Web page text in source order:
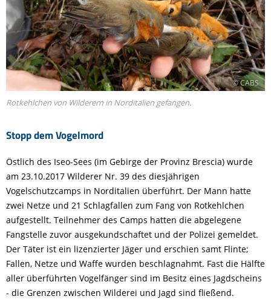
Stopp dem Vogelmord
© CABS
Rotkehlchen von Wilderern in Norditalien gefangen.
Östlich des Iseo-Sees (im Gebirge der Provinz Brescia) wurde
am 23.10.2017 Wilderer Nr. 39 des diesjährigen
Vogelschutzcamps in Norditalien überführt. Der Mann hatte
zwei Netze und 21 Schlagfallen zum Fang von Rotkehlchen
aufgestellt. Teilnehmer des Camps hatten die abgelegene
Fangstelle zuvor ausgekundschaftet und der Polizei gemeldet.
Der Täter ist ein lizenzierter Jäger und erschien samt Flinte;
Fallen, Netze und Waffe wurden beschlagnahmt. Fast die Hälfte
aller überführten Vogelfänger sind im Besitz eines Jagdscheins
- die Grenzen zwischen Wilderei und Jagd sind fließend.